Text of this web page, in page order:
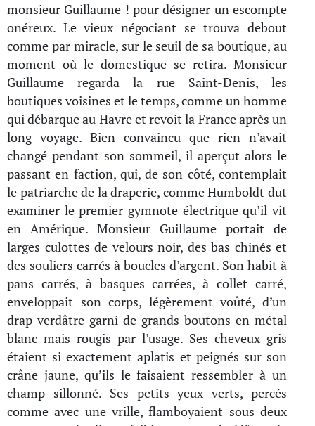
monsieur Guillaume ! pour désigner un escompte
onéreux. Le vieux négociant se trouva debout
comme par miracle, sur le seuil de sa boutique, au
moment où le domestique se retira. Monsieur
Guillaume regarda la rue Saint-Denis, les
boutiques voisines et le temps, comme un homme
qui débarque au Havre et revoit la France après un
long voyage. Bien convaincu que rien n’avait
changé pendant son sommeil, il aperçut alors le
passant en faction, qui, de son côté, contemplait
le patriarche de la draperie, comme Humboldt dut
examiner le premier gymnote électrique qu’il vit
en Amérique. Monsieur Guillaume portait de
larges culottes de velours noir, des bas chinés et
des souliers carrés à boucles d’argent. Son habit à
pans carrés, à basques carrées, à collet carré,
enveloppait son corps, légèrement voûté, d’un
drap verdâtre garni de grands boutons en métal
blanc mais rougis par l’usage. Ses cheveux gris
étaient si exactement aplatis et peignés sur son
crâne jaune, qu’ils le faisaient ressembler à un
champ sillonné. Ses petits yeux verts, percés
comme avec une vrille, flamboyaient sous deux